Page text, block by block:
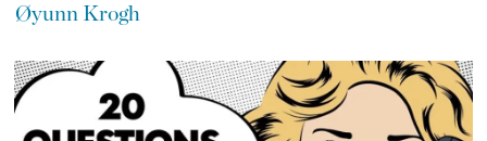
Øyunn Krogh